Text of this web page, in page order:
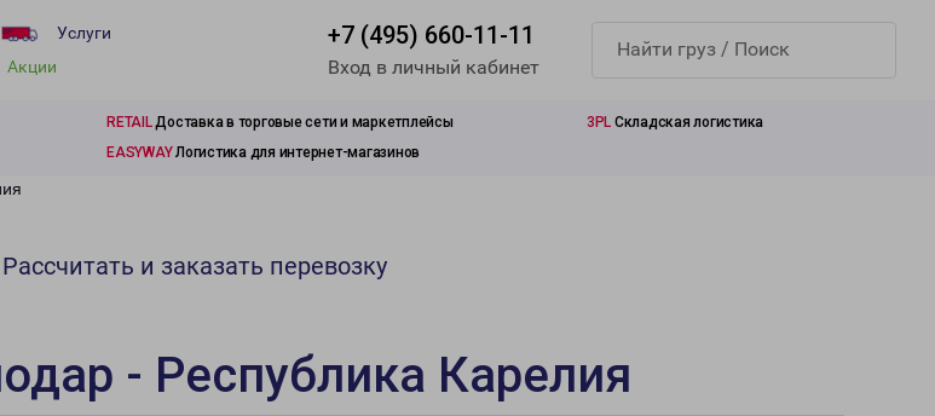
Услуги
Акции
+7 (495) 660-11-11
Вход в личный кабинет
RETAILДоставка в торговые сети и маркетплейсы 3PL Складская логистика
EASYWAYЛогистика для интернет-магазинов
Рассчитать и заказать перевозку
- Республика Карелия